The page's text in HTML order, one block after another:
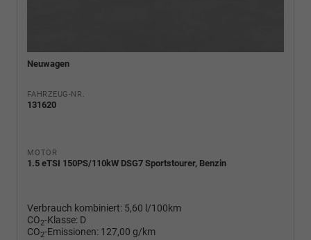
Neuwagen
FAHRZEUG-NR.
131620
MOTOR
1.5 eTSI 150PS/110kW DSG7 Sportstourer, Benzin
Verbrauch kombiniert: 5,60 l/100km
CO2-Klasse: D
CO2-Emissionen: 127,00 g/km